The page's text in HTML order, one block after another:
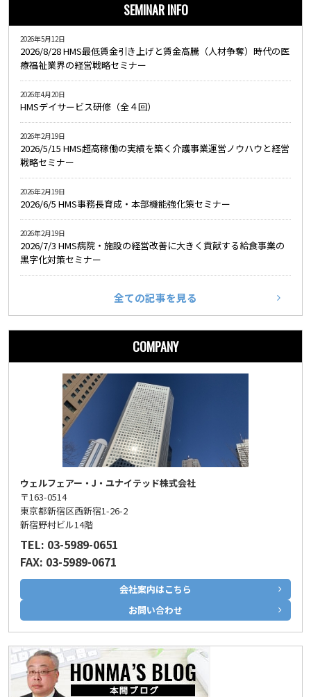
SEMINAR INFO
2026/8/28 HMS最低賃金引き上げと賃金高騰（人材争奪）時代の医
療福祉業界の経営戦略セミナー
2026年5月12日
HMSデイサービス研修（全４回）
2026年4月20日
2026/5/15 HMS超高稼働の実績を築く介護事業運営ノウハウと経営
戦略セミナー
2026年2月19日
2026/6/5 HMS事務長育成・本部機能強化策セミナー
2026年2月19日
2026/7/3 HMS病院・施設の経営改善に大きく貢献する給食事業の
黒字化対策セミナー
2026年2月19日
全ての記事を見る
COMPANY
ウェルフェアー・J・ユナイテッド株式会社
〒163-0514
東京都新宿区西新宿1-26-2
新宿野村ビル14階
TEL: 03-5989-0651
FAX: 03-5989-0671
会社案内はこちら
お問い合わせ